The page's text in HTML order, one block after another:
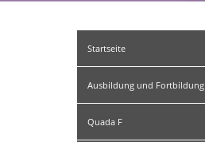
Startseite
Ausbildung und Fortbildung
Quada F